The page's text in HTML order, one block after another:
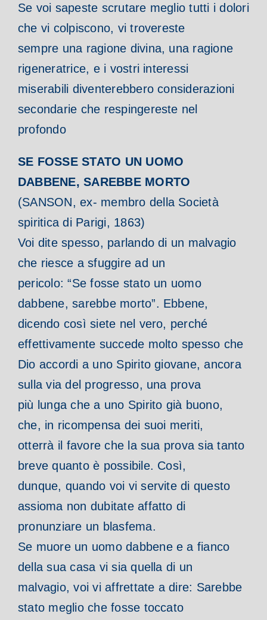
Se voi sapeste scrutare meglio tutti i dolori
che vi colpiscono, vi trovereste
sempre una ragione divina, una ragione
rigeneratrice, e i vostri interessi
miserabili diventerebbero considerazioni
secondarie che respingereste nel
profondo
SE FOSSE STATO UN UOMO
DABBENE, SAREBBE MORTO
(SANSON, ex- membro della Società
spiritica di Parigi, 1863)
Voi dite spesso, parlando di un malvagio
che riesce a sfuggire ad un
pericolo: “Se fosse stato un uomo
dabbene, sarebbe morto”. Ebbene,
dicendo così siete nel vero, perché
effettivamente succede molto spesso che
Dio accordi a uno Spirito giovane, ancora
sulla via del progresso, una prova
più lunga che a uno Spirito già buono,
che, in ricompensa dei suoi meriti,
otterrà il favore che la sua prova sia tanto
breve quanto è possibile. Così,
dunque, quando voi vi servite di questo
assioma non dubitate affatto di
pronunziare un blasfema.
Se muore un uomo dabbene e a fianco
della sua casa vi sia quella di un
malvagio, voi vi affrettate a dire: Sarebbe
stato meglio che fosse toccato